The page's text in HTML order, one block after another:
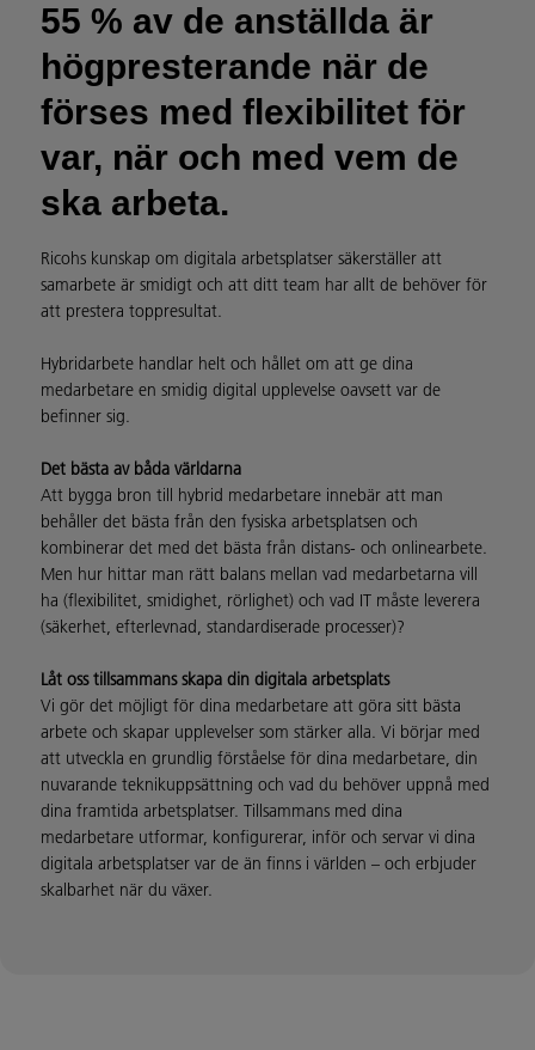
55 % av de anställda är
högpresterande när de
förses med flexibilitet för
var, när och med vem de
ska arbeta.
Ricohs kunskap om digitala arbetsplatser säkerställer att
samarbete är smidigt och att ditt team har allt de behöver för
att prestera toppresultat.
Hybridarbete handlar helt och hållet om att ge dina
medarbetare en smidig digital upplevelse oavsett var de
befinner sig.
Det bästa av båda världarna
Att bygga bron till hybrid medarbetare innebär att man
behåller det bästa från den fysiska arbetsplatsen och
kombinerar det med det bästa från distans- och onlinearbete.
Men hur hittar man rätt balans mellan vad medarbetarna vill
ha (flexibilitet, smidighet, rörlighet) och vad IT måste leverera
(säkerhet, efterlevnad, standardiserade processer)?
Låt oss tillsammans skapa din digitala arbetsplats
Vi gör det möjligt för dina medarbetare att göra sitt bästa
arbete och skapar upplevelser som stärker alla. Vi börjar med
att utveckla en grundlig förståelse för dina medarbetare, din
nuvarande teknikuppsättning och vad du behöver uppnå med
dina framtida arbetsplatser. Tillsammans med dina
medarbetare utformar, konfigurerar, inför och servar vi dina
digitala arbetsplatser var de än finns i världen – och erbjuder
skalbarhet när du växer.